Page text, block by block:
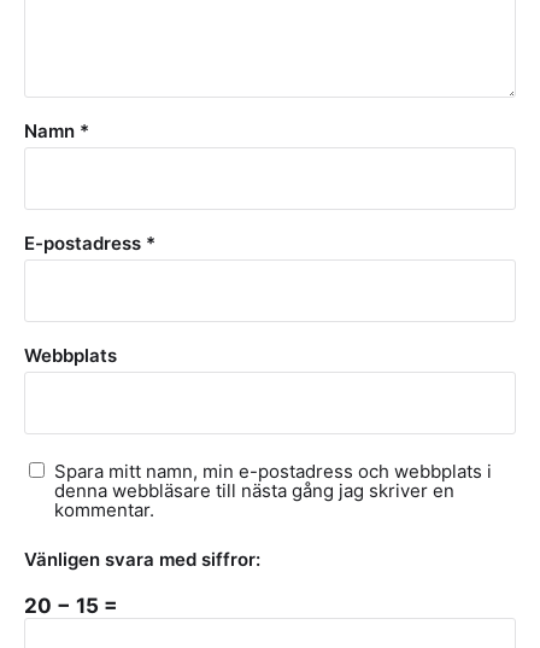
Namn *
E-postadress *
Webbplats
Spara mitt namn, min e-postadress och webbplats i
denna webbläsare till nästa gång jag skriver en
kommentar.
Vänligen svara med siffror:
20 − 15 =